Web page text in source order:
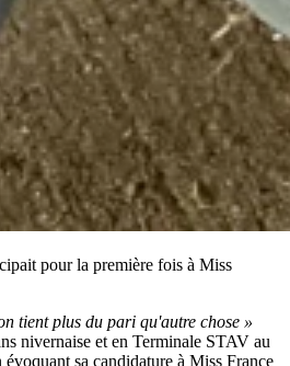
pour la première fois à Miss
tient plus du pari qu'autre chose »
nivernaise et en Terminale STAV au
sa candidature à Miss France